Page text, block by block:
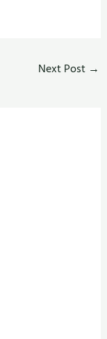
Next Post →